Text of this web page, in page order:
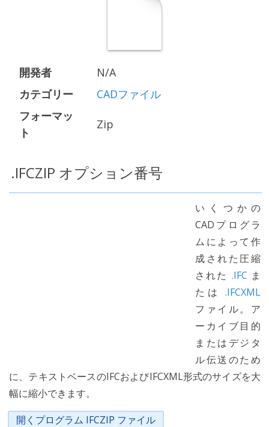
開発者
N/A
カテゴリー
CADファイル
フォーマッ
ト
Zip
.IFCZIP オプション番号
いくつかの
CADプログラ
ムによって作
成された圧縮
された .IFC ま
たは .IFCXML
ファイル。ア
ーカイブ目的
またはデジタ
ル伝送のため
に、テキストベースのIFCおよびIFCXML形式のサイズを大
幅に縮小できます。
開くプログラム IFCZIP ファイル